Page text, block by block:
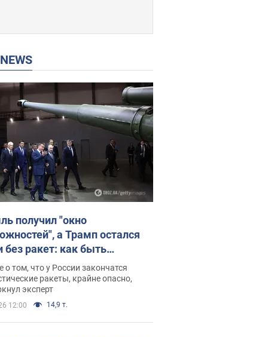
NEWS
получил "окно
а Трамп остался
без ракет: как быть
Интервью с Мельником
о том, что у России закончатся
ракеты, крайне опасно,
эксперт
12:00 14,9 т.